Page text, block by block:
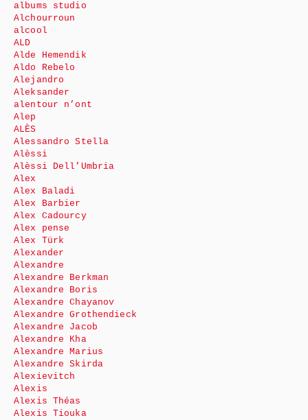
albums studio
Alchourroun
alcool
ALD
Alde Hemendik
Aldo Rebelo
Alejandro
Aleksander
alentour n’ont
Alep
ALÈS
Alessandro Stella
Alèssi
Alèssi Dell’Umbria
Alex
Alex Baladi
Alex Barbier
Alex Cadourcy
Alex pense
Alex Türk
Alexander
Alexandre
Alexandre Berkman
Alexandre Boris
Alexandre Chayanov
Alexandre Grothendieck
Alexandre Jacob
Alexandre Kha
Alexandre Marius
Alexandre Skirda
Alexievitch
Alexis
Alexis Théas
Alexis Tiouka